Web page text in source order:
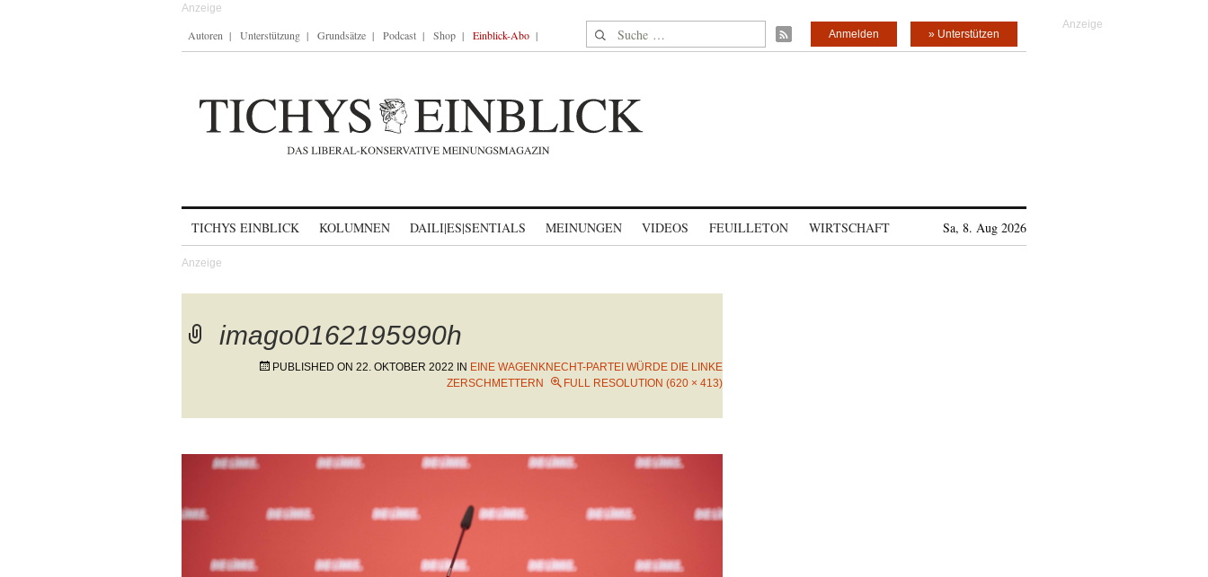
Autoren Unterstützung Grundsätze Podcast Shop Einblick-Abo Suche nach: » Unterstützen
Anmelden
TICHYS EINBLICK KOLUMNEN DAILI|ES|SENTIALS MEINUNGEN VIDEOS FEUILLETON WIRTSCHAFT Sa, 8. Aug 2026
imago0162195990h
PUBLISHED ON 22. OKTOBER 2022 IN EINE WAGENKNECHT-PARTEI WÜRDE DIE LINKE
ZERSCHMETTERN
FULL RESOLUTION (620 × 413)